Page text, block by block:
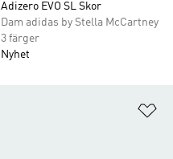
Adizero EVO SL Skor
Dam adidas by Stella McCartney
3 färger
Nyhet